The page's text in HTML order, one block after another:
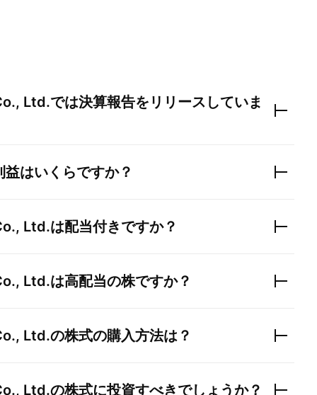
Ltd.では決算報告をリリースしていま
はいくらですか？
Ltd.は配当付きですか？
Ltd.は高配当の株ですか？
Ltd.の株式の購入方法は？
Ltd.の株式に投資すべきでしょうか？